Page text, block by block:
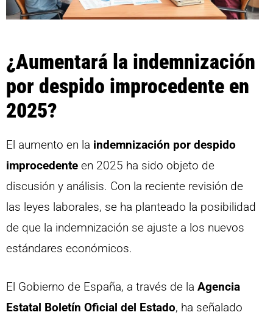
¿Aumentará la indemnización
por despido improcedente en
2025?
El aumento en la indemnización por despido
improcedente en 2025 ha sido objeto de
discusión y análisis. Con la reciente revisión de
las leyes laborales, se ha planteado la posibilidad
de que la indemnización se ajuste a los nuevos
estándares económicos.
El Gobierno de España, a través de la Agencia
Estatal Boletín Oficial del Estado, ha señalado